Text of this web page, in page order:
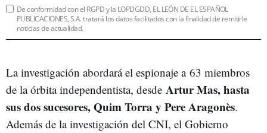
De conformidad con el RGPD y la LOPDGDD, EL LEÓN DE EL ESPAÑOL
PUBLICACIONES, S.A. tratará los datos facilitados con la finalidad de remitirle
noticias de actualidad.
La investigación abordará el espionaje a 63 miembros
de la órbita independentista, desde Artur Mas, hasta
sus dos sucesores, Quim Torra y Pere Aragonès.
Además de la investigación del CNI, el Gobierno